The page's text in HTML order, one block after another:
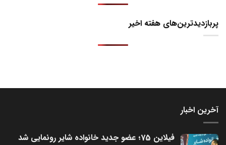
پربازدیدترین‌های هفته اخیر
آخرین اخبار
فیلاین 75؛ عضو جدید خانواده شایر رونمایی شد